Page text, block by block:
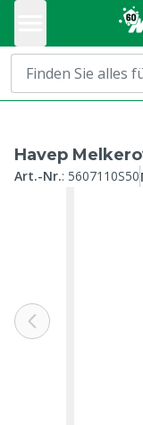
Havep
Art.-Nr.: 5607110S50